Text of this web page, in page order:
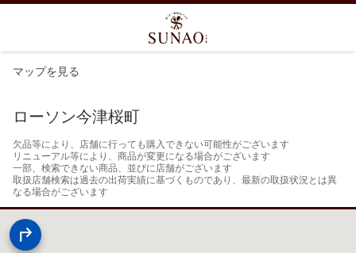
マップを見る
ローソン今津桜町
欠品等により、店舗に行っても購入できない可能性がございます
リニューアル等により、商品が変更になる場合がございます
一部、検索できない商品、並びに店舗がございます
取扱店舗検索は過去の出荷実績に基づくものであり、最新の取扱状況とは異
なる場合がございます